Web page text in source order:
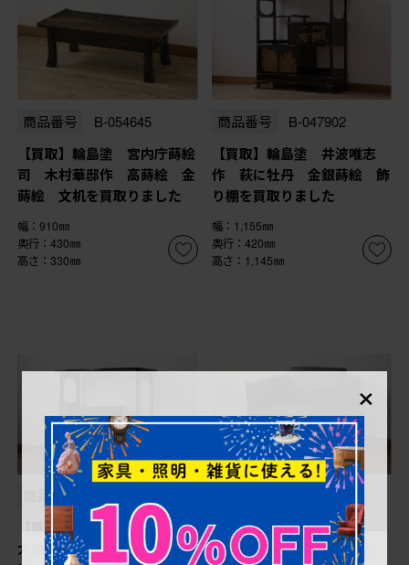
商品番号 B-054645
【買取】輪島塗 宮内庁蒔絵
司 木村華邸作 高蒔絵 金
蒔絵 文机を買取りました
幅：910㎜
奥行：430㎜
高さ：330㎜
商品番号 B-047902
【買取】輪島塗 井波唯志
作 萩に牡丹 金銀蒔絵 飾
り棚を買取りました
幅：1,155㎜
奥行：420㎜
高さ：1,145㎜
商品番号
【買取】輪島漆器 輪島塗
大雅堂 大角裕二 山水蒔
B-066578
【買取】WALTER
KNOLL(ウォルター・ノル)
×